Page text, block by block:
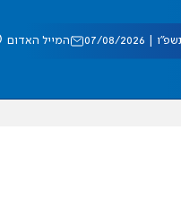
08/2026 המייל האדום